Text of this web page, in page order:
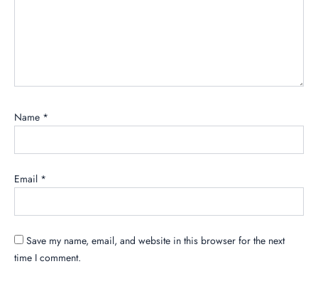
Name *
Email *
Save my name, email, and website in this browser for the next
time I comment.